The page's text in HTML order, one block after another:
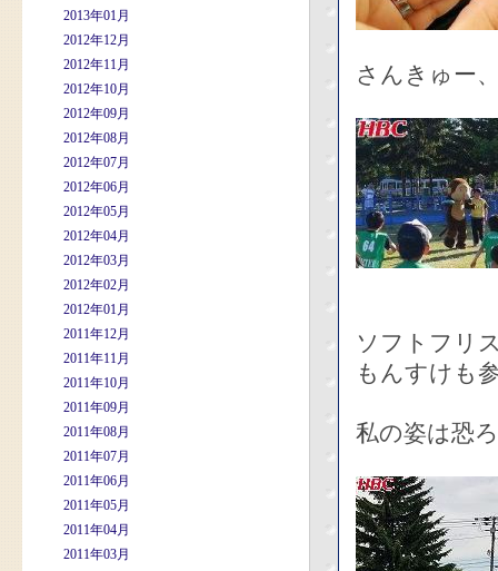
2013年01月
2012年12月
2012年11月
2012年10月
2012年09月
2012年08月
2012年07月
2012年06月
2012年05月
2012年04月
2012年03月
2012年02月
2012年01月
2011年12月
2011年11月
2011年10月
2011年09月
2011年08月
2011年07月
2011年06月
2011年05月
2011年04月
2011年03月
さんきゅー
ソフトフリ
もんすけも
私の姿は恐